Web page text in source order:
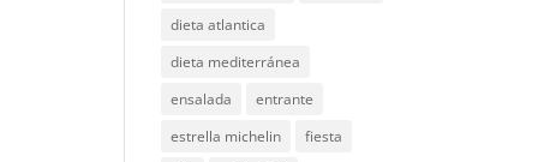
dieta atlantica
dieta mediterránea
ensalada
entrante
estrella michelin
fiesta